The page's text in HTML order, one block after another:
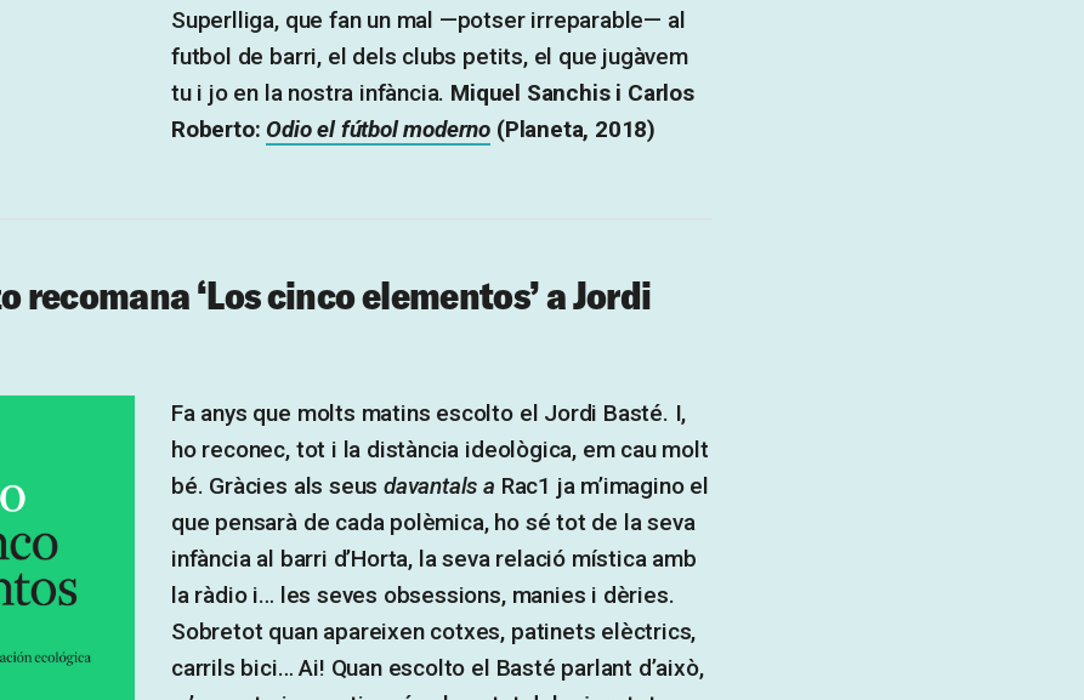
Superlliga, que fan un mal —potser irreparable— al
futbol de barri, el dels clubs petits, el que jugàvem
tu i jo en la nostra infància. Miquel Sanchis i Carlos
Roberto: Odio el fútbol moderno (Planeta, 2018)
recomana ‘Los cinco elementos’ a Jordi
Fa anys que molts matins escolto el Jordi Basté. I,
ho reconec, tot i la distància ideològica, em cau molt
bé. Gràcies als seusdavantals a Rac1 ja m’imagino el
que pensarà de cada polèmica, ho sé tot de la seva
infància al barri d’Horta, la seva relació mística amb
la ràdio i… les seves obsessions, manies i dèries.
Sobretot quan apareixen cotxes, patinets elèctrics,
carrils bici… Ai! Quan escolto el Basté parlant d’això,